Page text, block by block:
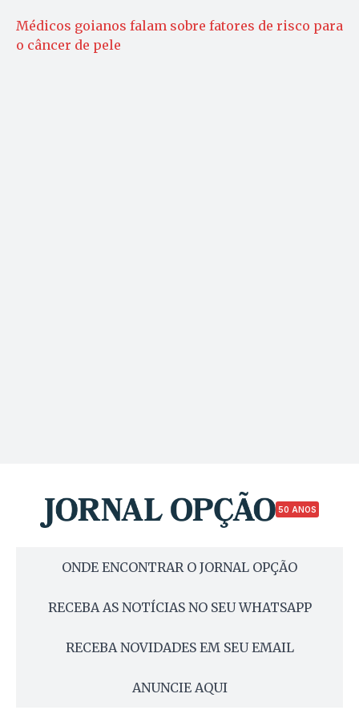
Médicos goianos falam sobre fatores de risco para
o câncer de pele
50 ANOS
ONDE ENCONTRAR O JORNAL OPÇÃO
RECEBA AS NOTÍCIAS NO SEU WHATSAPP
RECEBA NOVIDADES EM SEU EMAIL
ANUNCIE AQUI